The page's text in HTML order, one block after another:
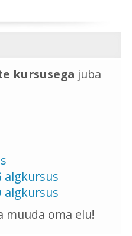
kursusega juba
algkursus
algkursus
muuda oma elu!